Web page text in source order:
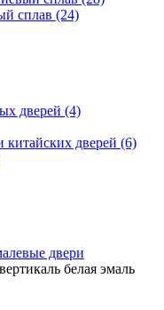
сплав (24)
дверей (4)
дверей (6)
двери
белая эмаль